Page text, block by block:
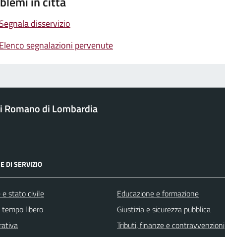
Segnala disservizio
Elenco segnalazioni pervenute
Romano di Lombardia
DI SERVIZIO
e stato civile
libero
Educazione e formazione
Giustizia e sicurezza pubblica
Tributi, finanze e contravvenzioni